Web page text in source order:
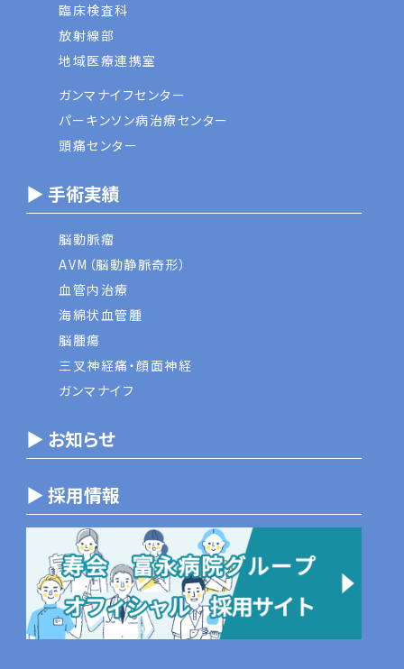
臨床検査科
放射線部
地域医療連携室
ガンマナイフセンター
パーキンソン病治療センター
頭痛センター
▶ 手術実績
脳動脈瘤
AVM（脳動静脈奇形）
血管内治療
海綿状血管腫
脳腫瘍
三叉神経痛・顔面神経
ガンマナイフ
▶ お知らせ
▶ 採用情報